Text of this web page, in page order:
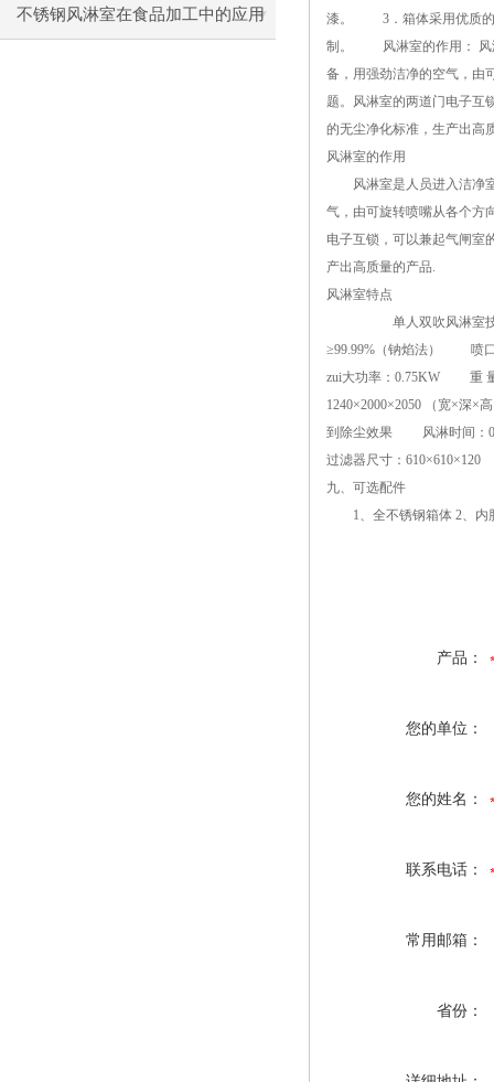
制造
不锈钢风淋室在食品加工中的应用
漆。 3．箱体采用优质的
制。 风淋室的作用： 风淋
备，用强劲洁净的空气，由
题。风淋室的两道门电子互
的无尘净化标准，生产出高
风淋室的作用
风淋室是人员进入洁净室
气，由可旋转喷嘴从各个方
电子互锁，可以兼起气闸室
产出高质量的产品.
风淋室特点
单人双吹风淋室技术参
≥99.99%（钠焰法） 喷
zui大功率：0.75KW 重
1240×2000×2050 （宽×
到除尘效果 风淋时间：
过滤器尺寸：
九、可选配件
1、全不锈钢箱体 2、内胆
产品：
您的单位：
您的姓名：
联系电话：
常用邮箱：
省份：